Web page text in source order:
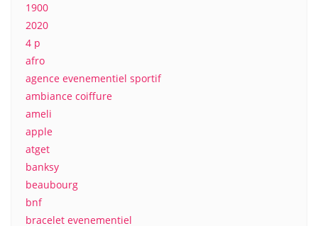
1900
2020
4 p
afro
agence evenementiel sportif
ambiance coiffure
ameli
apple
atget
banksy
beaubourg
bnf
bracelet evenementiel